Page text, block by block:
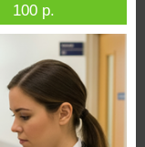
100 р.